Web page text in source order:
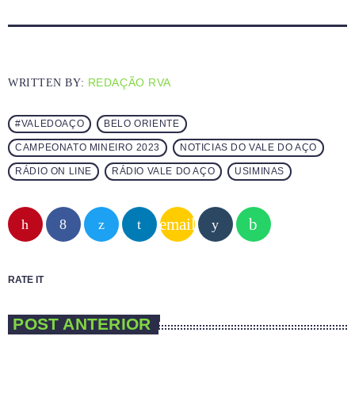
WRITTEN BY: REDAÇÃO RVA
#VALEDOAÇO BELO ORIENTE
CAMPEONATO MINEIRO 2023 NOTICIAS DO VALE DO AÇO
RÁDIO ON LINE RÁDIO VALE DO AÇO USIMINAS
email
RATE IT
POST ANTERIOR